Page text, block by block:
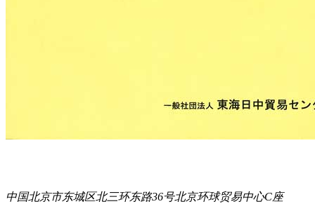
中国北京市东城区北三环东路36号北京环球贸易中心C座